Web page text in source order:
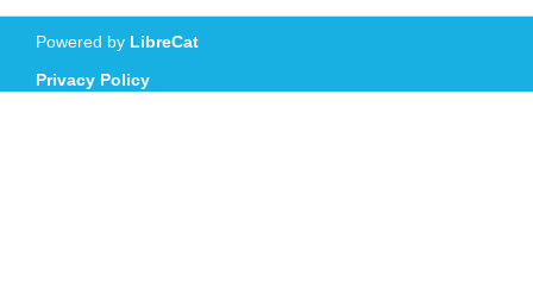
Powered by LibreCat
Privacy Policy